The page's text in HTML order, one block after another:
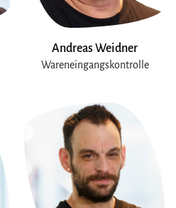
Andreas Weidner
Wareneingangskontrolle